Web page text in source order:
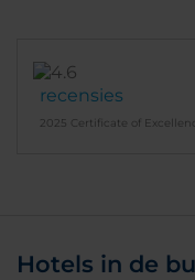
recensies
2025 Certificate of
Hotels in de